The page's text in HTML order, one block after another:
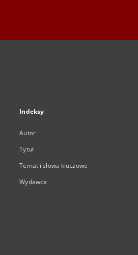
Indeksy
Autor
Tytuł
Temat i słowa kluczowe
Wydawca